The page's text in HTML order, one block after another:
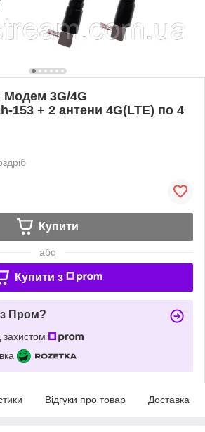
Модем 3G/4G
153 + 2 антени 4G(LTE) по 4
Купити
або
Купити з
Пром?
Відгуки про товар Доставка